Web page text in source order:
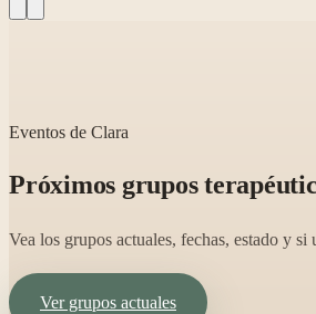
Eventos de Clara
Próximos grupos
Vea los grupos actuales, fechas, estado y
Ver grupos actuales